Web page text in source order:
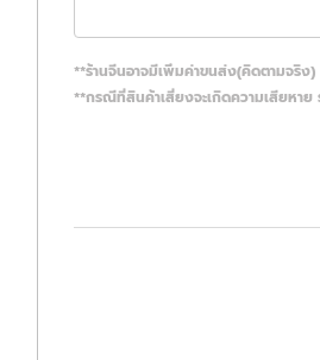
**ร้านจีนอาจมีเพิ่มค่าขนส่ง(คิดตามจริง)
**กรณีที่สินค้าเสี่ยงจะเกิดความเสียหา